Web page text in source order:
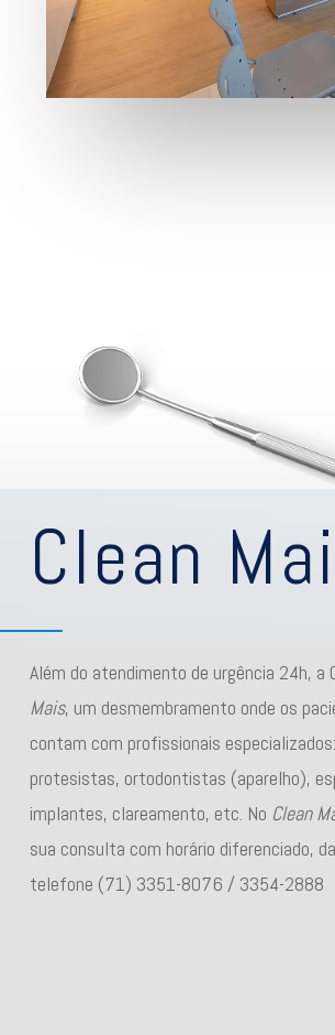
Clean
Além do atendimento de urgência 24h, a
Mais, um desmembramento onde os
contam com profissionais
protesistas, ortodontistas (aparelho),
implantes, clareamento, etc. No Clean
sua consulta com horário diferenciado,
telefone (71) 3351-8076 / 3354-2888